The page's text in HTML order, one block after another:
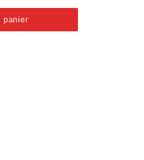
panier